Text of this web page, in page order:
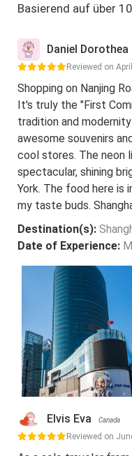
Basierend auf über
Daniel Dorothea
Reviewed on
Shopping on Nanjing
It's truly the "First
tradition and
awesome souvenirs
cool stores. The neon
spectacular, shining
York. The food here is
my taste buds.
Destination(s):
Date of Experience:
Elvis Eva Canada
Reviewed on